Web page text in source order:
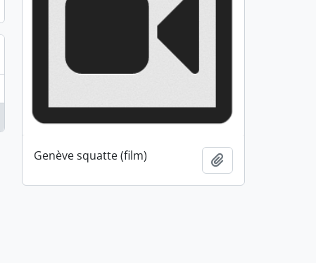
Genève squatte (film)